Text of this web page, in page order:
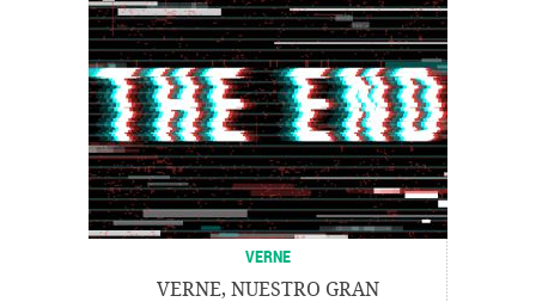
VERNE
VERNE, NUESTRO GRAN